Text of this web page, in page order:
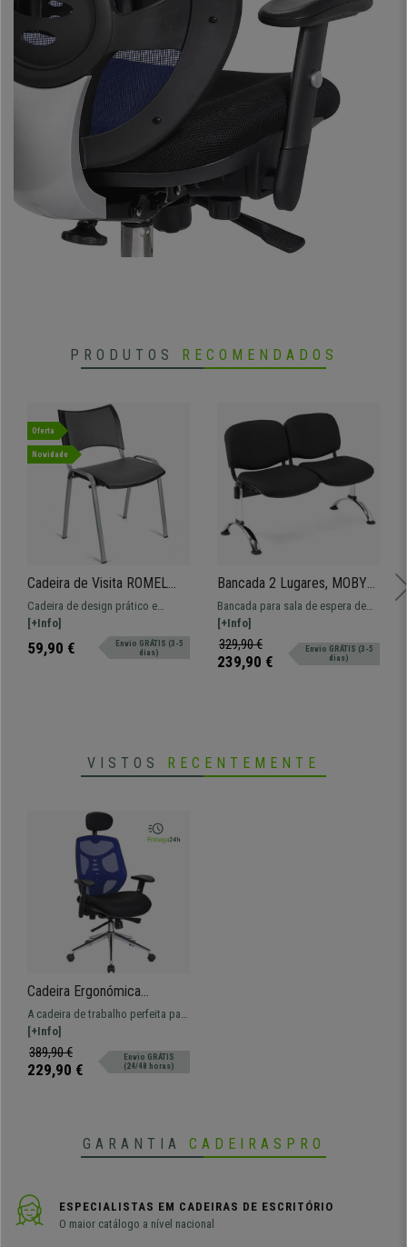
Encosto profissional com apoio lombar
• Apoia cabeças ajustável em ângulo
•
Mecanismo de reclinação - 3 posições
• Braços ajustáveis em altura e largura
Base sólida e estável em aço cromado
PRODUTOS RECOMENDADOS
Oferta
Novidade
Cadeira de Visita ROMEL
PELE, Prática e Empilhável,
Pernas Cinza, Cinzento
Cadeira de design prático e
versátil ROMEL PELE. Confortável,
resistente e com design moderno.
[+Info]
59,90 €
Envio GRÁTIS (3-5
dias)
Bancada 2 Lugares, MOBY
PELE, Estructura Metálica,
Grande Acolchoado, Cor
Preto
Bancada para sala de espera de
108x50 cm com estructura
metálica e assentos forrados em
pele. Muito resistente, grande
[+Info]
329,90 €
239,90 €
Envio GRÁTIS (3-5
dias)
VISTOS RECENTEMENTE
Cadeira Ergonómica
MANTRA, Apoia Cabeças,
Ajustável, Malha Respirável,
Suporte Lombar, Cor Azul
A cadeira de trabalho perfeita para
ter conforto total. Testada,
ajustável, malha respirável e
suporte lombar.
[+Info]
389,90 €
229,90 €
Envio GRÁTIS
(24/48 horas)
GARANTIA CADEIRASPRO
ESPECIALISTAS EM CADEIRAS DE ESCRITÓRIO
O maior catálogo a nível nacional